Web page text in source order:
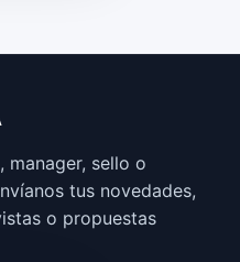
manager, sello o
tus novedades,
o propuestas